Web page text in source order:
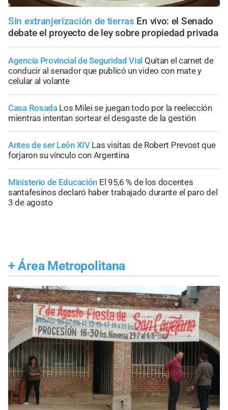
Sin extranjerización de tierras En vivo: el Senado
debate el proyecto de ley sobre propiedad privada
Agencia Provincial de Seguridad Vial Quitan el carnet de
conducir al senador que publicó un video con mate y
celular al volante
Casa Rosada Los Milei se juegan todo por la reelección
mientras intentan sortear el desgaste de la gestión
Antes de ser León XIV Las visitas de Robert Prevost que
forjaron su vínculo con Argentina
Ministerio de Educación El 95,6 % de los docentes
santafesinos declaró haber trabajado durante el paro del
3 de agosto
+ Área Metropolitana